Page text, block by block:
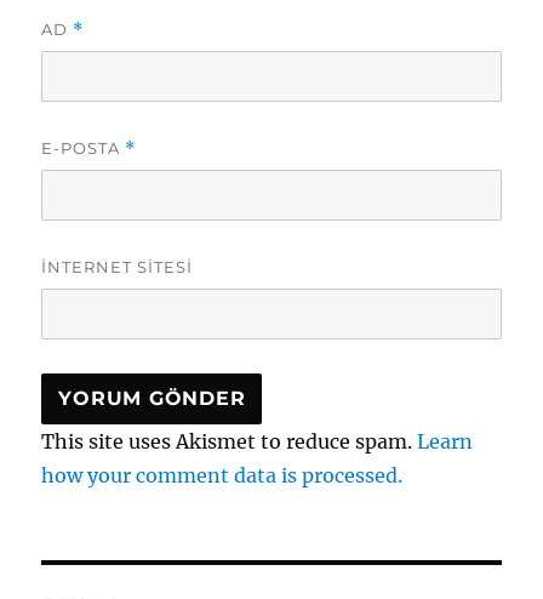
AD *
E-POSTA *
İNTERNET SITESI
This site uses Akismet to reduce spam.Learn
how your comment data is processed.